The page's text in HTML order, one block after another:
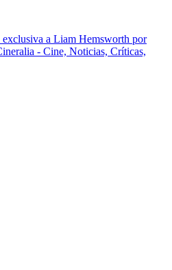
exclusiva a Liam Hemsworth por
- Cine, Noticias, Críticas,